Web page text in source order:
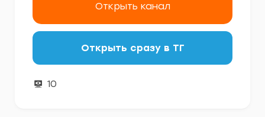
Открыть канал
Открыть сразу в ТГ
10